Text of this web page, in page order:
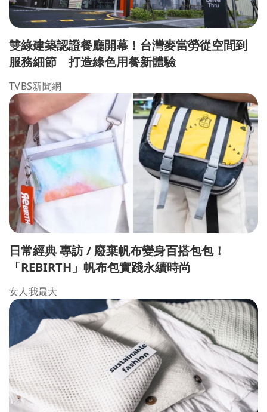
雙綠建築認證餐廳開幕！台灣麥當勞從空間到
服務細節 打造綠色用餐新體驗
TVBS新聞網
日常經典 專訪 / 廢棄帆布變身百搭包包！
「REBIRTH」帆布包實踐永續時尚
女人我最大